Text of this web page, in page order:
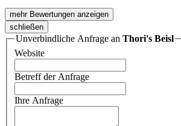
mehr Bewertungen anzeigen
schließen
Unverbindliche Anfrage an Thori's Beisl
Website
Betreff der Anfrage
Ihre Anfrage